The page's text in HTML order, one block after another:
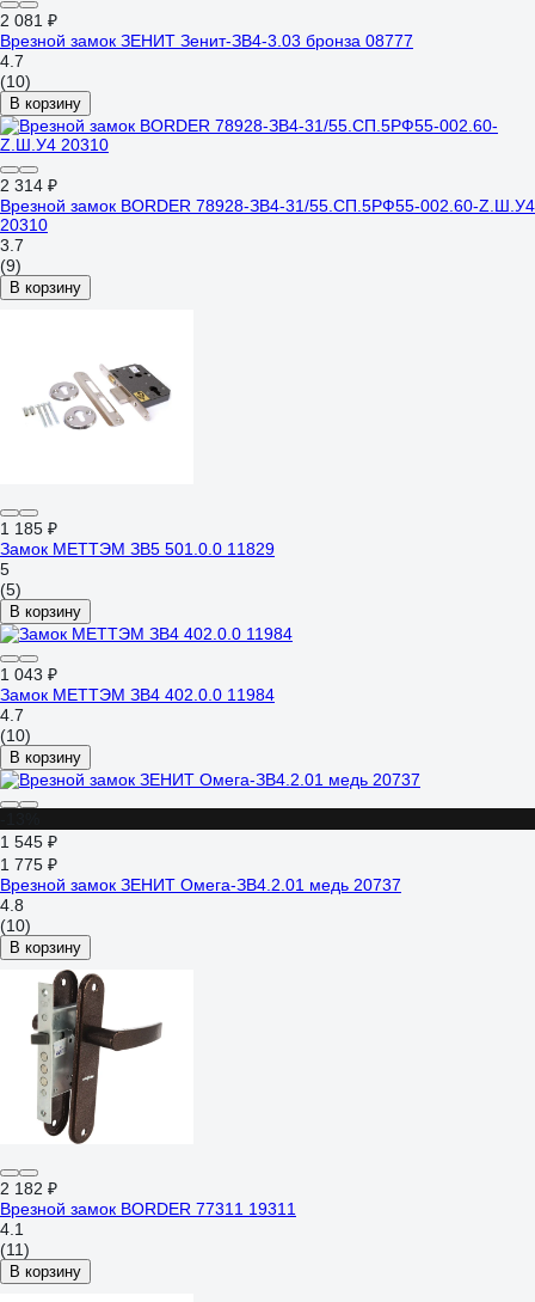
2 081 ₽
Врезной замок ЗЕНИТ Зенит-ЗВ4-3.03 бронза 08777
4.7
(10)
В корзину
2 314 ₽
Врезной замок BORDER 78928-ЗВ4-31/55.СП.5РФ55-002.60-Z.Ш.У4
20310
3.7
(9)
В корзину
1 185 ₽
Замок МЕТТЭМ ЗВ5 501.0.0 11829
5
(5)
В корзину
1 043 ₽
Замок МЕТТЭМ ЗВ4 402.0.0 11984
4.7
(10)
В корзину
1 545 ₽
1 775 ₽
Врезной замок ЗЕНИТ Омега-ЗВ4.2.01 медь 20737
4.8
(10)
В корзину
2 182 ₽
Врезной замок BORDER 77311 19311
4.1
(11)
В корзину